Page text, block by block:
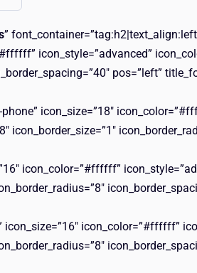
”
icon_style=”advanced”
pos=”left”
icon_size=”18″
icon_color=”#ffffff”
icon_color=”#ffffff”